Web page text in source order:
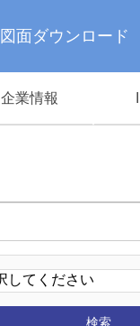
図面ダウンロード
企業情報